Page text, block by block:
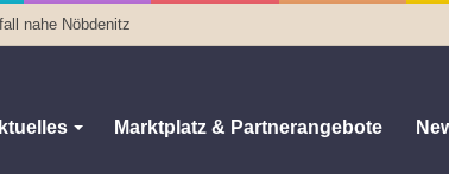
nahe Nöbdenitz
Marktplatz & Partnerangebote